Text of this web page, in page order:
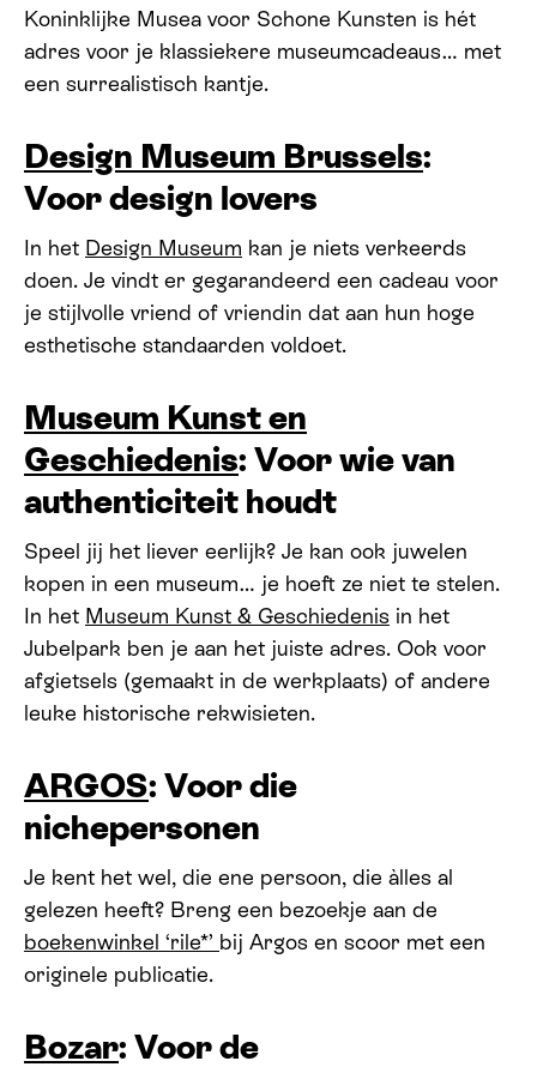
Koninklijke Musea voor Schone Kunsten is hét
adres voor je klassiekere museumcadeaus… met
een surrealistisch kantje.
Design Museum Brussels:
Voor design lovers
In het Design Museum kan je niets verkeerds
doen. Je vindt er gegarandeerd een cadeau voor
je stijlvolle vriend of vriendin dat aan hun hoge
esthetische standaarden voldoet.
Museum Kunst en
Geschiedenis: Voor wie van
authenticiteit houdt
Speel jij het liever eerlijk? Je kan ook juwelen
kopen in een museum… je hoeft ze niet te stelen.
In het Museum Kunst & Geschiedenis in het
Jubelpark ben je aan het juiste adres. Ook voor
afgietsels (gemaakt in de werkplaats) of andere
leuke historische rekwisieten.
ARGOS: Voor die
nichepersonen
Je kent het wel, die ene persoon, die àlles al
gelezen heeft? Breng een bezoekje aan de
boekenwinkel ‘rile*’ bij Argos en scoor met een
originele publicatie.
Bozar: Voor de